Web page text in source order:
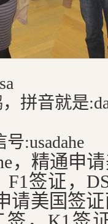
拼音就是
:usadahe
，精通申
签证，
请美国签